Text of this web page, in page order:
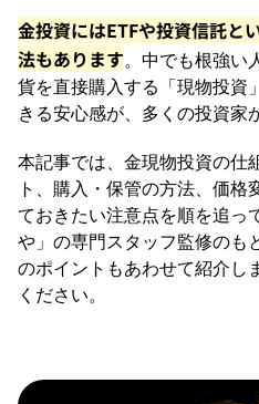
金投資にはETFや投資信託と
法もあります。中でも根強い
貨を直接購入する「現物投資
きる安心感が、多くの投資家
本記事では、金現物投資の仕
ト、購入・保管の方法、価格
ておきたい注意点を順を追っ
や」の専門スタッフ監修のも
のポイントもあわせて紹介し
ください。